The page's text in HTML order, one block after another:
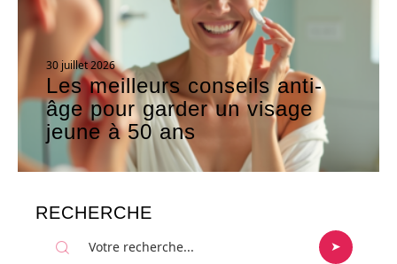
30 juillet 2026
Les meilleurs conseils anti-
âge pour garder un visage
jeune à 50 ans
RECHERCHE